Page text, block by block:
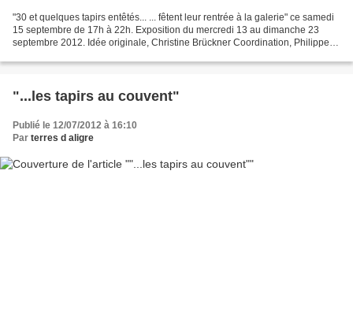
"30 et quelques tapirs entêtés... ... fêtent leur rentrée à la galerie" ce samedi
15 septembre de 17h à 22h. Exposition du mercredi 13 au dimanche 23
septembre 2012. Idée originale, Christine Brückner Coordination, Philippe
"...les tapirs au couvent"
Publié le 12/07/2012 à 16:10
Par terres d aligre